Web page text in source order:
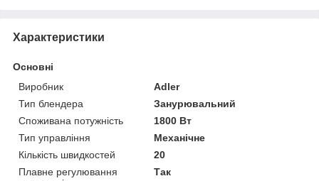
Характеристики
Основні
Виробник
Adler
Тип блендера
Занурювальний
Споживана потужність
1800 Вт
Тип управління
Механічне
Кількість швидкостей
20
Плавне регулювання
Так